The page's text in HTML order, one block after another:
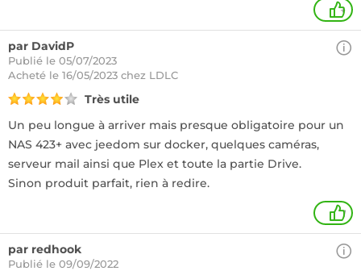
+
par DavidP
Publié le 05/07/2023
Acheté le 16/05/2023 chez LDLC
Très utile
Un peu longue à arriver mais presque obligatoire pour un
NAS 423+ avec jeedom sur docker, quelques caméras,
serveur mail ainsi que Plex et toute la partie Drive.
Sinon produit parfait, rien à redire.
1
par redhook
Publié le 09/09/2022